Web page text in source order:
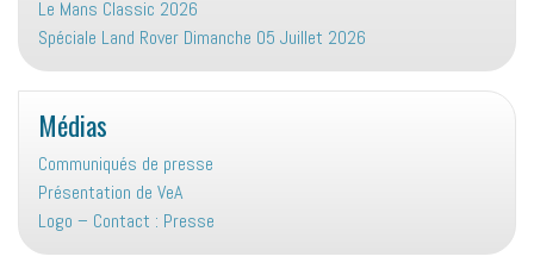
Le Mans Classic 2026
Spéciale Land Rover Dimanche 05 Juillet 2026
Médias
Communiqués de presse
Présentation de VeA
Logo – Contact : Presse